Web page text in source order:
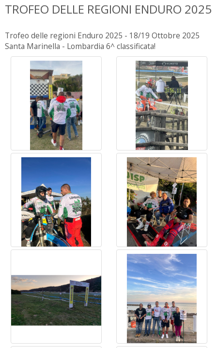
TROFEO DELLE REGIONI ENDURO 2025
Trofeo delle regioni Enduro 2025 - 18/19 Ottobre 2025
Santa Marinella - Lombardia 6^ classificata!